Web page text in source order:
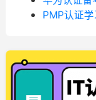
PMP认证